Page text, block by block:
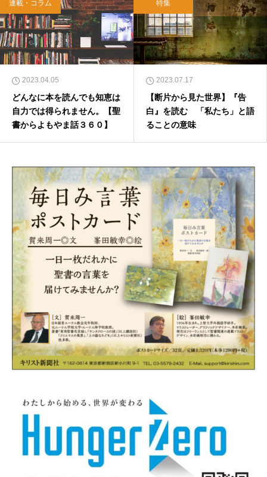
連載・コラム
2023.04.05
どんなに本を読んでも知恵は
自力では得られません。【聖
書からよもやま話３６０】
特集
2023.07.17
【断片から見た世界】『告
白』を読む 「私たち」と語
ることの意味